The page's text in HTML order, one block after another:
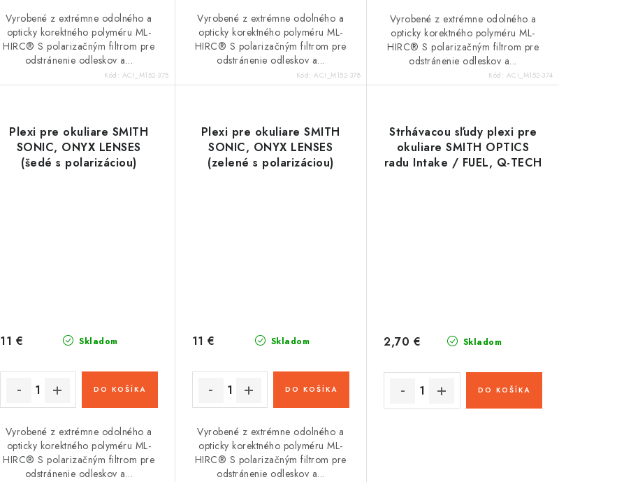
Vyrobené z extrémne odolného a
opticky korektného polyméru ML-
HIRC® S polarizačným filtrom pre
odstránenie odleskov a...
Kód: ACI_M152-375
Vyrobené z extrémne odolného a
opticky korektného polyméru ML-
HIRC® S polarizačným filtrom pre
odstránenie odleskov a...
Kód:ACI_M152-378
Vyrobené z extrémne odolného a
opticky korektného polyméru ML-
HIRC® S polarizačným filtrom pre
odstránenie odleskov a...
Kód: ACI_M152-374
Plexi pre okuliare SMITH
SONIC, ONYX LENSES
(šedé s polarizáciou)
Skladom
11 €
DO KOŠÍKA
Vyrobené z extrémne odolného a
opticky korektného polyméru ML-
HIRC® S polarizačným filtrom pre
odstránenie odleskov a...
Plexi pre okuliare SMITH
SONIC, ONYX LENSES
(zelené s polarizáciou)
Skladom
11 €
DO KOŠÍKA
Vyrobené z extrémne odolného a
opticky korektného polyméru ML-
HIRC® S polarizačným filtrom pre
odstránenie odleskov a...
Strhávacou sľudy plexi pre
okuliare SMITH OPTICS
radu Intake / FUEL, Q-TECH
Skladom
2,70 €
DO KOŠÍKA